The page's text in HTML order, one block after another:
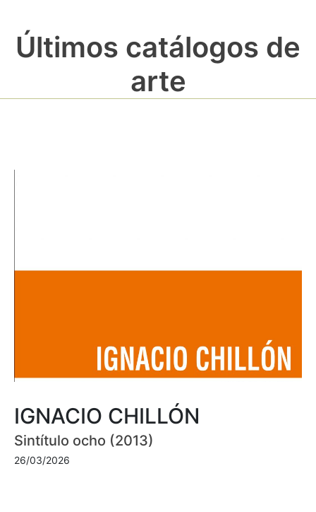
Últimos catálogos de
arte
IGNACIO CHILLÓN
Sintítulo ocho (2013)
26/03/2026